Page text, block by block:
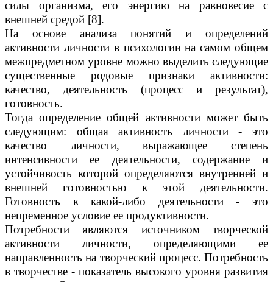
силы организма, его энергию на равновесие с
внешней средой [8].
На основе анализа понятий и определений
активности личности в психологии на самом общем
межпредметном уровне можно выделить следующие
существенные родовые признаки активности:
качество, деятельность (процесс и результат),
готовность.
Тогда определение общей активности может быть
следующим: общая активность личности - это
качество личности, выражающее степень
интенсивности ее деятельности, содержание и
устойчивость которой определяются внутренней и
внешней готовностью к этой деятельности.
Готовность к какой-либо деятельности - это
непременное условие ее продуктивности.
Потребности являются источником творческой
активности личности, определяющими ее
направленность на творческий процесс. Потребность
в творчестве - показатель высокого уровня развития